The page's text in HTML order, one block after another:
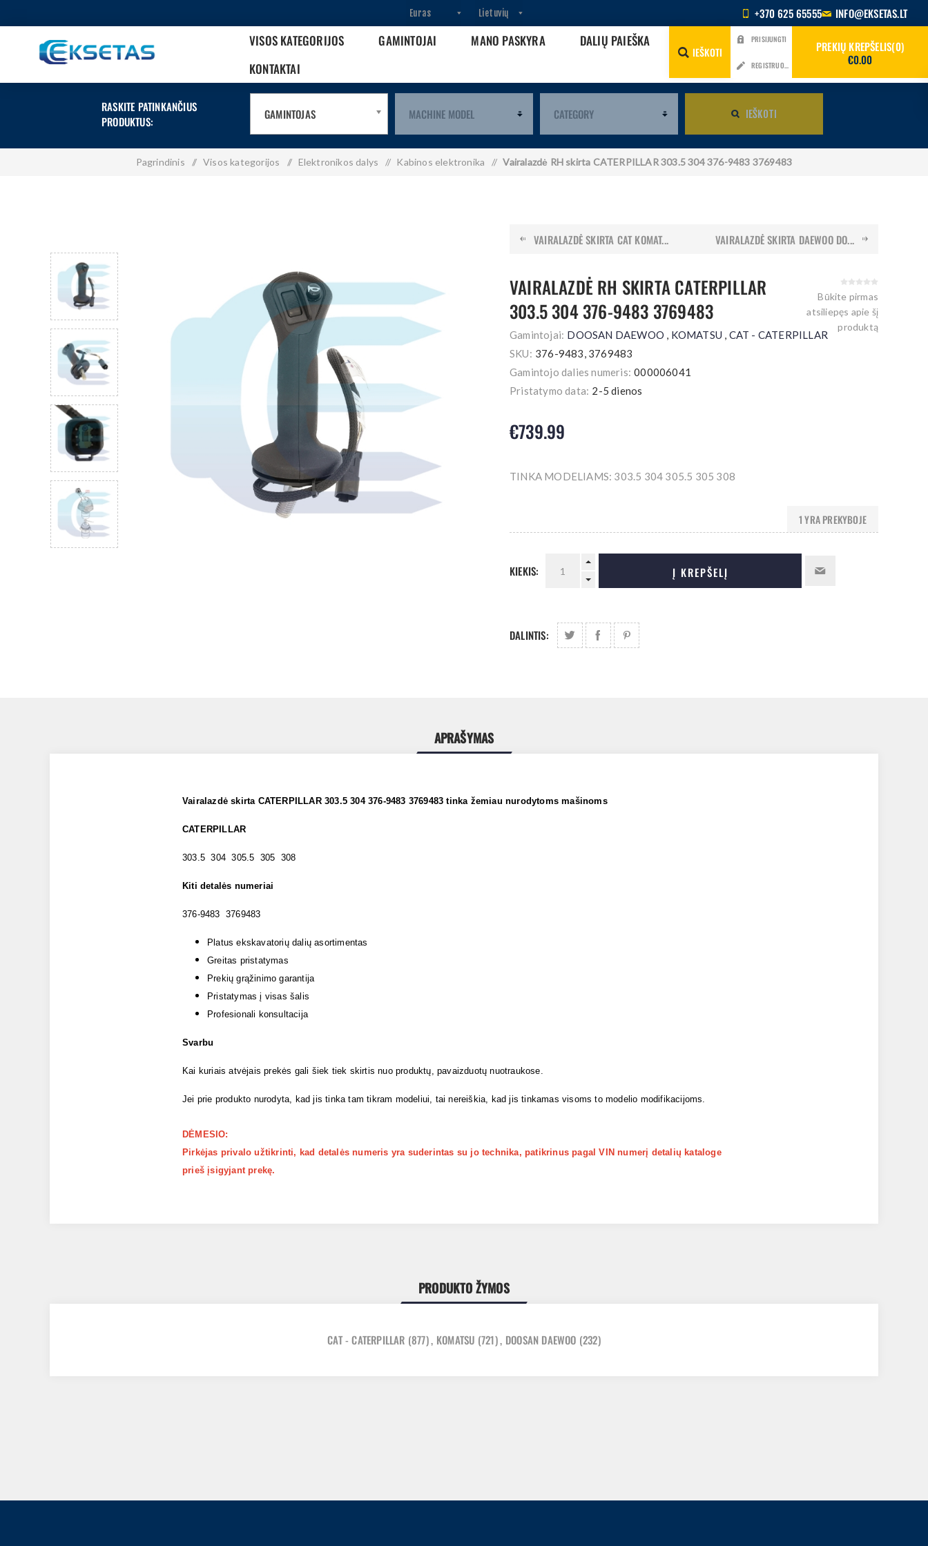
+370 625 65555 INFO@EKSETAS.LT
VISOS KATEGORIJOS GAMINTOJAI MANO PASKYRA
DALIŲ PAIEŠKA
KONTAKTAI
IEŠKOTI
PRISIJUNGTI
REGISTRUOTIS
PREKIŲ KREPŠELIS 0
€0.00
RASKITE PATINKANČIUS
PRODUKTUS:
GAMINTOJAS IEŠKOTI
Pagrindinis / Visos kategorijos / Elektronikos dalys / Kabinos elektronika / Vairalazdė RH skirta CATERPILLAR 303.5 304 376-9483 3769483
VAIRALAZDĖ SKIRTA CAT KOMAT... VAIRALAZDĖ SKIRTA DAEWOO DO...
VAIRALAZDĖ RH SKIRTA CATERPILLAR
303.5 304 376-9483 3769483
Gamintojai: DOOSAN DAEWOO , KOMATSU , CAT - CATERPILLAR
SKU: 376-9483, 3769483
Gamintojo dalies numeris: 000006041
Būkite pirmas
atsiliepęs apie šį
produktą
Pristatymo data: 2-5 dienos
€739.99
TINKA MODELIAMS: 303.5 304 305.5 305 308
1 YRA PREKYBOJE
KIEKIS: Į KREPŠELĮ
DALINTIS:
APRAŠYMAS
Vairalazdė skirta CATERPILLAR 303.5 304 376-9483 3769483 tinka žemiau nurodytoms mašinoms
CATERPILLAR
303.5 304 305.5 305 308
Kiti detalės numeriai
376-9483 3769483
Platus ekskavatorių dalių asortimentas
Greitas pristatymas
Prekių grąžinimo garantija
Pristatymas į visas šalis
Profesionali konsultacija
Svarbu
Kai kuriais atvėjais prekės gali šiek tiek skirtis nuo produktų, pavaizduotų nuotraukose.
Jei prie produkto nurodyta, kad jis tinka tam tikram modeliui, tai nereiškia, kad jis tinkamas visoms to modelio modifikacijoms.
DĖMESIO:
Pirkėjas privalo užtikrinti, kad detalės numeris yra suderintas su jo technika, patikrinus pagal VIN numerį detalių kataloge
prieš įsigyjant prekę.
PRODUKTO ŽYMOS
CAT - CATERPILLAR (877), KOMATSU (721), DOOSAN DAEWOO (232)